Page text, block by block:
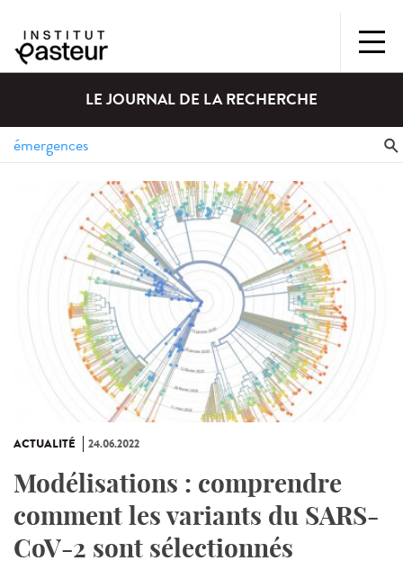
LE JOURNAL DE LA RECHERCHE
ACTUALITÉ 24.06.2022
Modélisations : comprendre
comment les variants du SARS-
CoV-2 sont sélectionnés